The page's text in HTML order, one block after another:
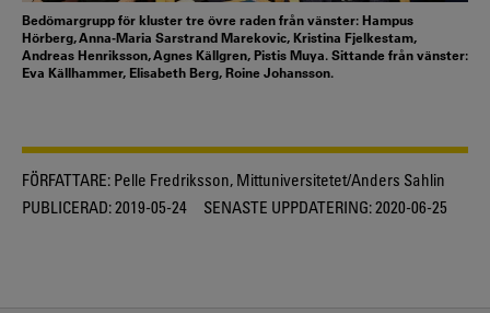
Bedömargrupp för kluster tre övre raden från vänster: Hampus
Hörberg, Anna-Maria Sarstrand Marekovic, Kristina Fjelkestam,
Andreas Henriksson, Agnes Källgren, Pistis Muya. Sittande från vänster:
Eva Källhammer, Elisabeth Berg, Roine Johansson.
FÖRFATTARE: Pelle Fredriksson, Mittuniversitetet/Anders Sahlin
PUBLICERAD:2019-05-24 SENASTE UPPDATERING:2020-06-25